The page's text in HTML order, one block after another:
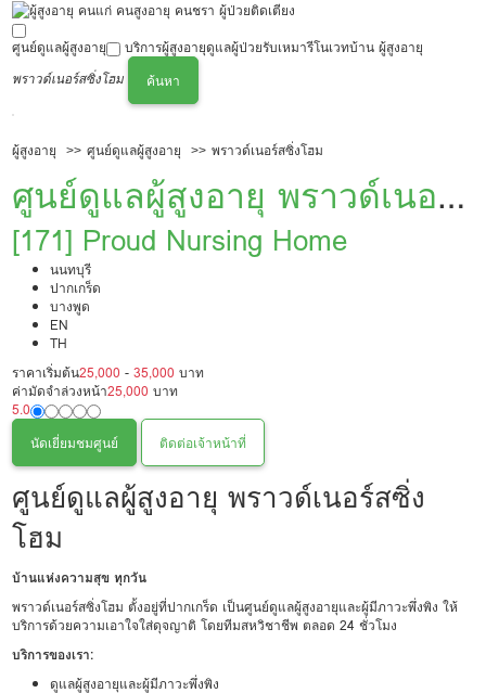
ศูนย์ดูแลผู้สูงอายุ บริการผู้สูงอายุดูแลผู้ป่วยรับเหมารีโนเวทบ้าน ผู้สูงอายุ
พราวด์เนอร์สซิ่งโฮม
ค้นหา
ผู้สูงอายุ ศูนย์ดูแลผู้สูงอายุ พราวด์เนอร์สซิ่งโฮม
ศูนย์ดูแลผู้สูงอายุ พราวด์เนอ
ร์สซิ่งโฮม
[171] Proud Nursing Home
นนทบุรี
ปากเกร็ด
บางพูด
EN
TH
ราคาเริ่มต้น25,000 -35,000 บาท
ค่ามัดจำล่วงหน้า25,000 บาท
5.0
นัดเยี่ยมชมศูนย์
ติดต่อเจ้าหน้าที่
ศูนย์ดูแลผู้สูงอายุ พราวด์เนอร์สซิ่ง
โฮม
บ้านแห่งความสุข ทุกวัน
พราวด์เนอร์สซิ่งโฮม ตั้งอยู่ที่ปากเกร็ด เป็นศูนย์ดูแลผู้สูงอายุและผู้มีภาวะพึ่งพิง ให้
บริการด้วยความเอาใจใส่ดุจญาติ โดยทีมสหวิชาชีพ ตลอด 24 ชั่วโมง
บริการของเรา:
ดูแลผู้สูงอายุและผู้มีภาวะพึ่งพิง